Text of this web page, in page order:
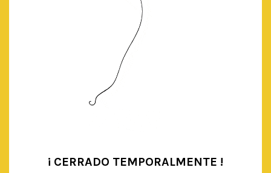
¡ CERRADO TEMPORALMENTE !